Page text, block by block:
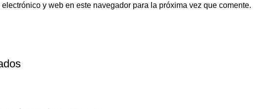
y web en este navegador para la próxima vez que comente.